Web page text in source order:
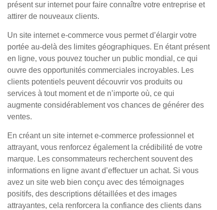
présent sur internet pour faire connaître votre entreprise et
attirer de nouveaux clients.
Un site internet e-commerce vous permet d’élargir votre
portée au-delà des limites géographiques. En étant présent
en ligne, vous pouvez toucher un public mondial, ce qui
ouvre des opportunités commerciales incroyables. Les
clients potentiels peuvent découvrir vos produits ou
services à tout moment et de n’importe où, ce qui
augmente considérablement vos chances de générer des
ventes.
En créant un site internet e-commerce professionnel et
attrayant, vous renforcez également la crédibilité de votre
marque. Les consommateurs recherchent souvent des
informations en ligne avant d’effectuer un achat. Si vous
avez un site web bien conçu avec des témoignages
positifs, des descriptions détaillées et des images
attrayantes, cela renforcera la confiance des clients dans